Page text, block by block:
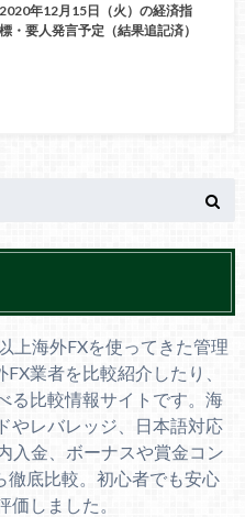
2020年12月15日（火）の経済指
標・要人発言予定（結果追記済）
上海外FXを使ってきた管理
業者を比較紹介したり、
る比較情報サイトです。海
やレバレッジ、日本語対応
入金、ボーナスや賞金コン
徹底比較。初心者でも安心
価しました。